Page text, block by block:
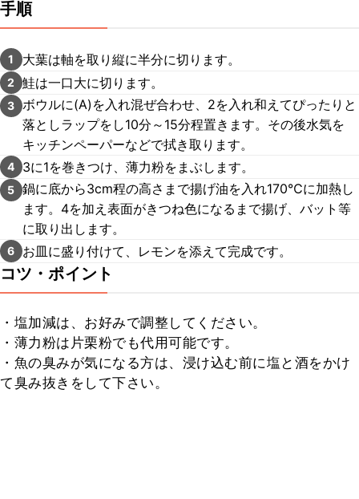
手順
1 大葉は軸を取り縦に半分に切ります。
2 鮭は一口大に切ります。
3 ボウルに(A)を入れ混ぜ合わせ、2を入れ和えてぴったりと
落としラップをし10分～15分程置きます。その後水気を
キッチンペーパーなどで拭き取ります。
4 3に1を巻きつけ、薄力粉をまぶします。
5 鍋に底から3cm程の高さまで揚げ油を入れ170℃に加熱し
ます。4を加え表面がきつね色になるまで揚げ、バット等
に取り出します。
6 お皿に盛り付けて、レモンを添えて完成です。
コツ・ポイント
・塩加減は、お好みで調整してください。
・薄力粉は片栗粉でも代用可能です。
・魚の臭みが気になる方は、浸け込む前に塩と酒をかけ
て臭み抜きをして下さい。